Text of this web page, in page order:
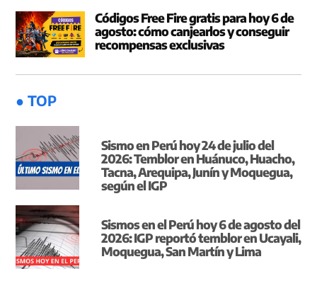
Códigos Free Fire gratis para hoy 6 de
agosto: cómo canjearlos y conseguir
recompensas exclusivas
● TOP
Sismo en Perú hoy 24 de julio del
2026: Temblor en Huánuco, Huacho,
Tacna, Arequipa, Junín y Moquegua,
según el IGP
Sismos en el Perú hoy 6 de agosto del
2026: IGP reportó temblor en Ucayali,
Moquegua, San Martín y Lima